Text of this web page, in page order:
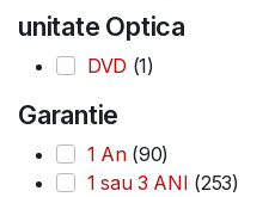
unitate Optica
DVD (1)
Garantie
1 An (90)
1 sau 3 ANI (253)